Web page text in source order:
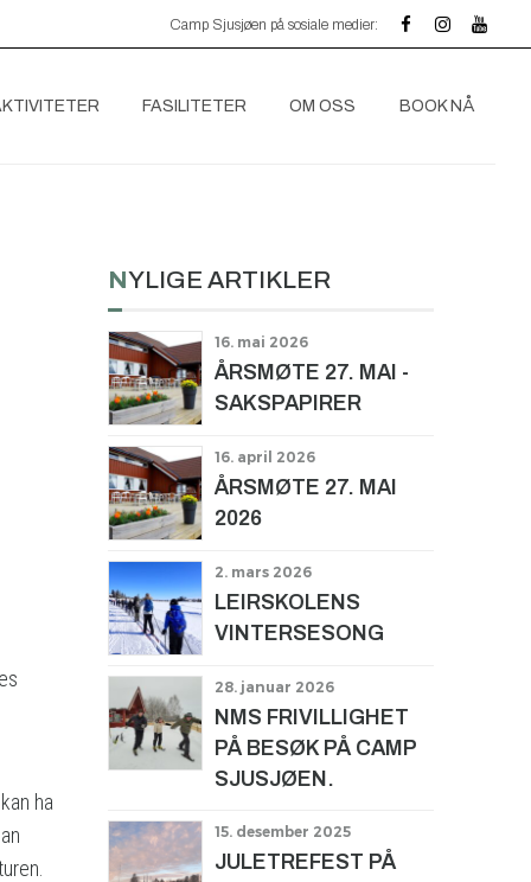
Camp Sjusjøen på sosiale medier:
FASILITETER OM OSS BOOK NÅ
ha
NYLIGE ARTIKLER
16. mai 2026
ÅRSMØTE 27. MAI -
SAKSPAPIRER
16. april 2026
ÅRSMØTE 27. MAI
2026
2. mars 2026
LEIRSKOLENS
VINTERSESONG
28. januar 2026
NMS FRIVILLIGHET
PÅ BESØK PÅ CAMP
SJUSJØEN.
15. desember 2025
JULETREFEST PÅ